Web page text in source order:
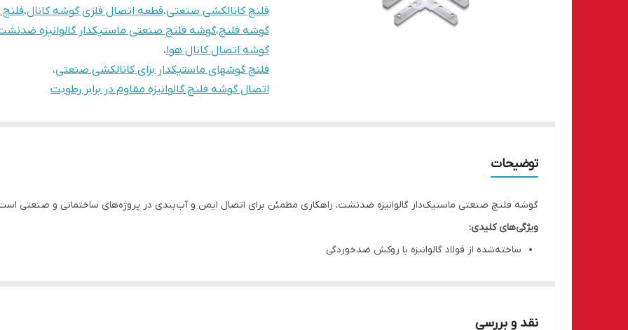
فلنچ کانالکشی صنعتی،قطعه اتصال فلزی گوشه کانال،فلنچ
گوشه فلنچ،گوشه فلنچ صنعتی ماستیکدار گالوانیزه
گوشه اتصال کانال هوا،
فلنچ گوشهای ماستیکدار برای کانالکشی صنعتی،
اتصال گوشه فلنچ گالوانیزه مقاوم در برابر رطوبت
توضیحات
گوشه فلنچ صنعتی ماستیک‌دار گالوانیزه ضدنشت، راهکاری مطمئن برای اتصال ایمن و آب‌بندی در پروژه‌های ساختمانی و صنعتی
ویژگی‌های کلیدی:
ساخته‌شده از فولاد گالوانیزه با روکش ضدخوردگی
مناسب استفاده در سیستم‌های تهویه مطبوع و پروژه‌های صنعتی
نقد و بررسی